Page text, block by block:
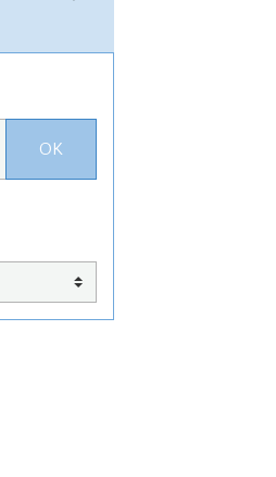
OK